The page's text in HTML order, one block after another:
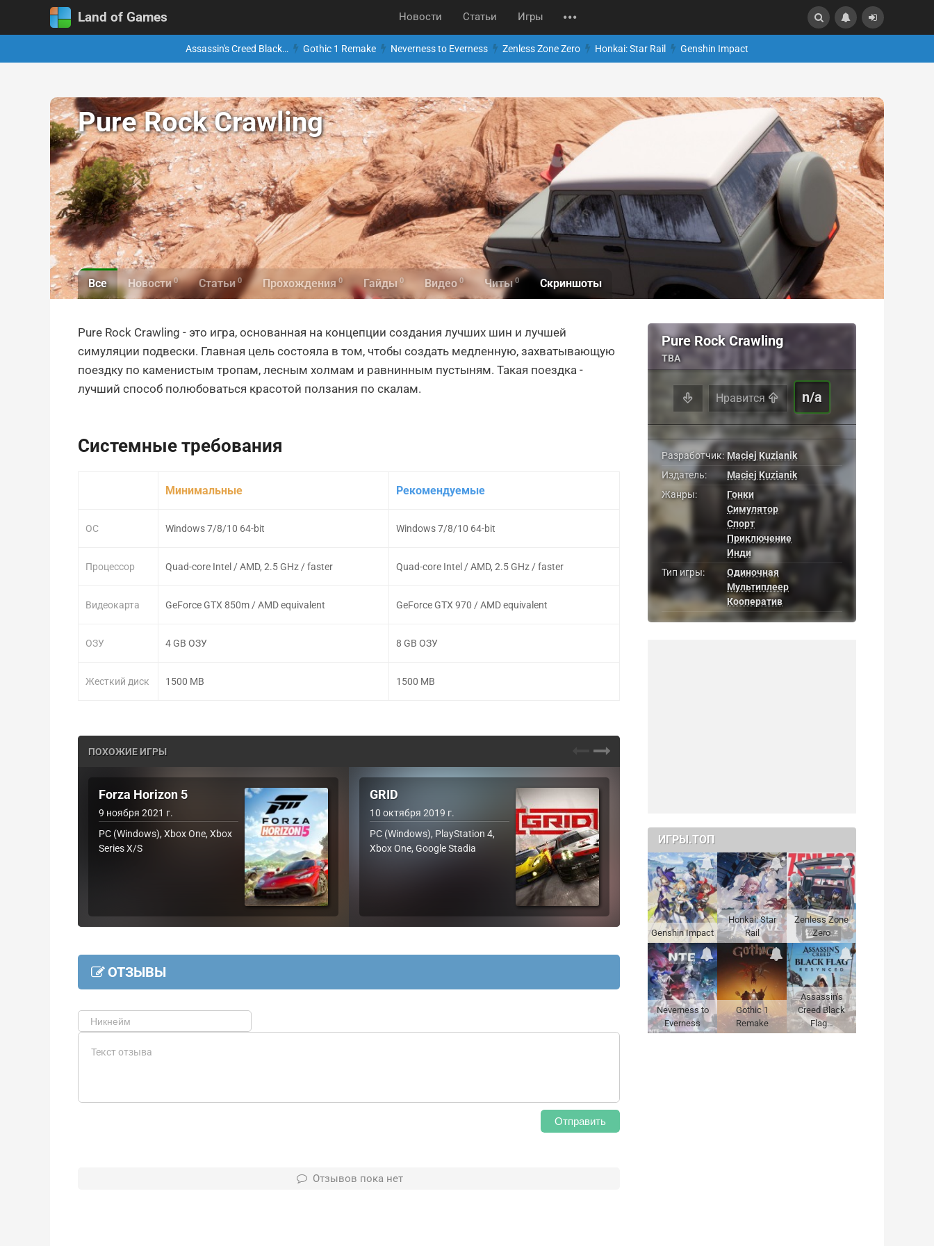
Land of Games Новости Статьи Игры
Assassin's Creed Black… Gothic 1 Remake Neverness to Everness Zenless Zone Zero Honkai: Star Rail Genshin Impact
Pure Rock Crawling
Все Новости 0 Статьи 0 Прохождения 0 Гайды 0 Видео 0 Читы 0 Скриншоты
Pure Rock Crawling - это игра, основанная на концепции создания лучших шин и лучшей
симуляции подвески. Главная цель состояла в том, чтобы создать медленную, захватывающую
поездку по каменистым тропам, лесным холмам и равнинным пустыням. Такая поездка -
лучший способ полюбоваться красотой ползания по скалам.
Системные требования
ОС
Процессор
Видеокарта
ОЗУ
Жесткий диск
Минимальные
Windows 7/8/10 64-bit
Quad-core Intel / AMD, 2.5 GHz / faster
GeForce GTX 850m / AMD equivalent
4 GB ОЗУ
1500 MB
Рекомендуемые
Windows 7/8/10 64-bit
Quad-core Intel / AMD, 2.5 GHz / faster
GeForce GTX 970 / AMD equivalent
8 GB ОЗУ
1500 MB
ПОХОЖИЕ ИГРЫ
Forza Horizon 5
9 ноября 2021 г.
PC (Windows), Xbox One, Xbox
Series X/S
GRID
10 октября 2019 г.
PC (Windows), PlayStation 4,
Xbox One, Google Stadia
ОТЗЫВЫ
Отправить
Отзывов пока нет
Pure Rock Crawling
TBA
Нравится n/a
Разработчик: Maciej Kuzianik
Издатель:
Maciej Kuzianik
Жанры:
Гонки
Симулятор
Спорт
Приключение
Инди
Тип игры:
Одиночная
Мультиплеер
Кооператив
ИГРЫ.ТОП
Genshin Impact
Honkai: Star
Rail
Zenless Zone
Zero
Neverness to
Everness
Gothic 1
Remake
Assassin's
Creed Black
Flag…